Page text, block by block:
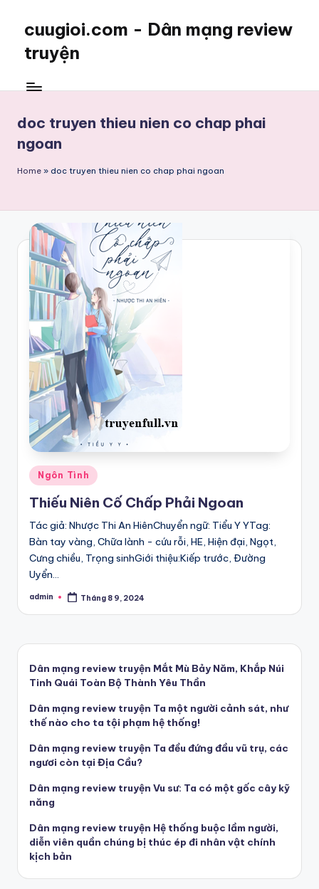
cuugioi.com - Dân mạng review
truyện
doc truyen thieu nien co chap phai
ngoan
Home » doc truyen thieu nien co chap phai ngoan
Posted
in
Ngôn Tình
Thiếu Niên Cố Chấp Phải Ngoan
Tác giả: Nhược Thi An HiênChuyển ngữ: Tiểu Y YTag:
Bàn tay vàng, Chữa lành - cứu rỗi, HE, Hiện đại, Ngọt,
Cưng chiều, Trọng sinhGiới thiệu:Kiếp trước, Đường
Uyển…
Posted
admin Tháng 8 9, 2024
Dân mạng review truyện Mắt Mù Bảy Năm, Khắp Núi
Tinh Quái Toàn Bộ Thành Yêu Thần
Dân mạng review truyện Ta một người cảnh sát, như
thế nào cho ta tội phạm hệ thống!
Dân mạng review truyện Ta đều đứng đầu vũ trụ, các
ngươi còn tại Địa Cầu?
Dân mạng review truyện Vu sư: Ta có một gốc cây kỹ
năng
Dân mạng review truyện Hệ thống buộc lầm người,
diễn viên quần chúng bị thúc ép đi nhân vật chính
kịch bản